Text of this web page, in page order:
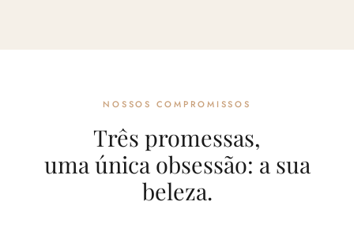
NOSSOS COMPROMISSOS
Três promessas,
uma única obsessão: a sua
beleza.